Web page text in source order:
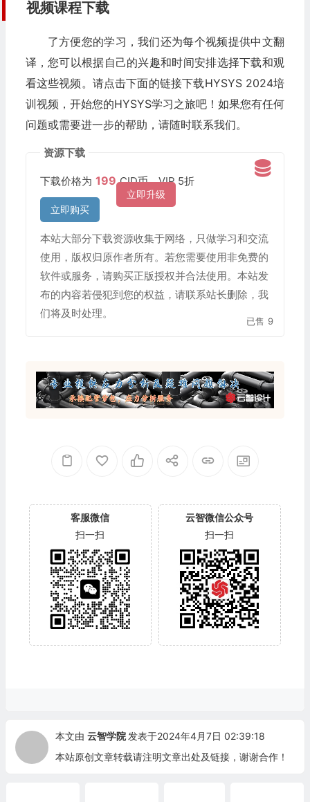
视频课程下载
了方便您的学习，我们还为每个视频提供中文翻
译，您可以根据自己的兴趣和时间安排选择下载和观
看这些视频。请点击下面的链接下载HYSYS 2024培
训视频，开始您的HYSYS学习之旅吧！如果您有任何
问题或需要进一步的帮助，请随时联系我们。
资源下载
下载价格为 199 CID币，VIP 5折
立即升级
立即购买
本站大部分下载资源收集于网络，只做学习和交流
使用，版权归原作者所有。若您需要使用非免费的
软件或服务，请购买正版授权并合法使用。本站发
布的内容若侵犯到您的权益，请联系站长删除，我
们将及时处理。
已售 9
客服微信
扫一扫
云智微信公众号
扫一扫
本文由 云智学院 发表于2024年4月7日 02:39:18
本站原创文章转载请注明文章出处及链接，谢谢合作！